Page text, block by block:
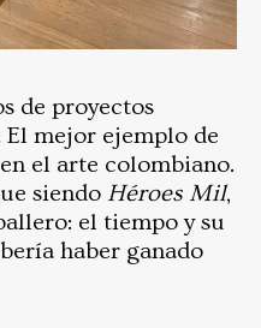
de proyectos
El mejor ejemplo de
el arte colombiano.
siendo Héroes Mil,
el tiempo y su
haber ganado